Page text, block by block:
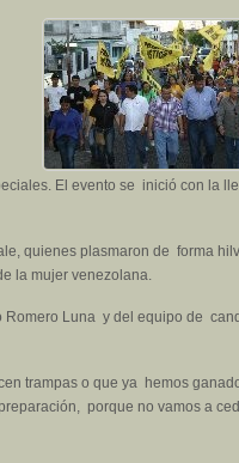
El evento se inició con la
quienes plasmaron de forma
la mujer venezolana.
Luna y del equipo de
trampas o que ya hemos
porque no vamos a